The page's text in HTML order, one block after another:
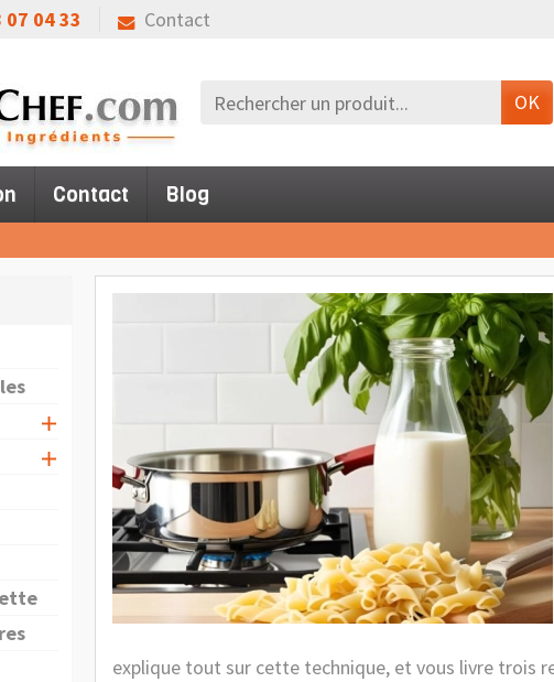
07 04 33 Contact
OK
Contact Blog
explique tout sur cette technique, et vous livre trois